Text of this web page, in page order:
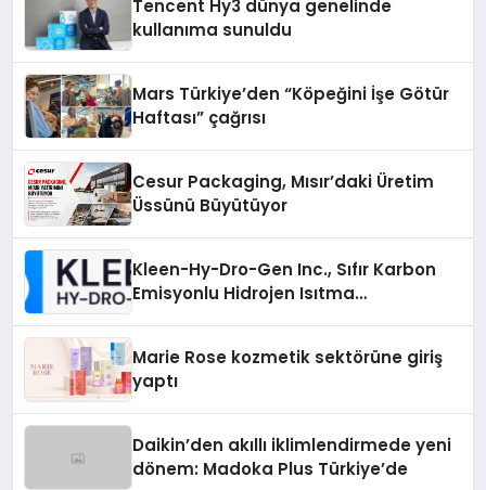
Tencent Hy3 dünya genelinde
kullanıma sunuldu
Mars Türkiye’den “Köpeğini İşe Götür
Haftası” çağrısı
Cesur Packaging, Mısır’daki Üretim
Üssünü Büyütüyor
Kleen-Hy-Dro-Gen Inc., Sıfır Karbon
Emisyonlu Hidrojen Isıtma
Marie Rose kozmetik sektörüne giriş
yaptı
Daikin’den akıllı iklimlendirmede yeni
dönem: Madoka Plus Türkiye’de